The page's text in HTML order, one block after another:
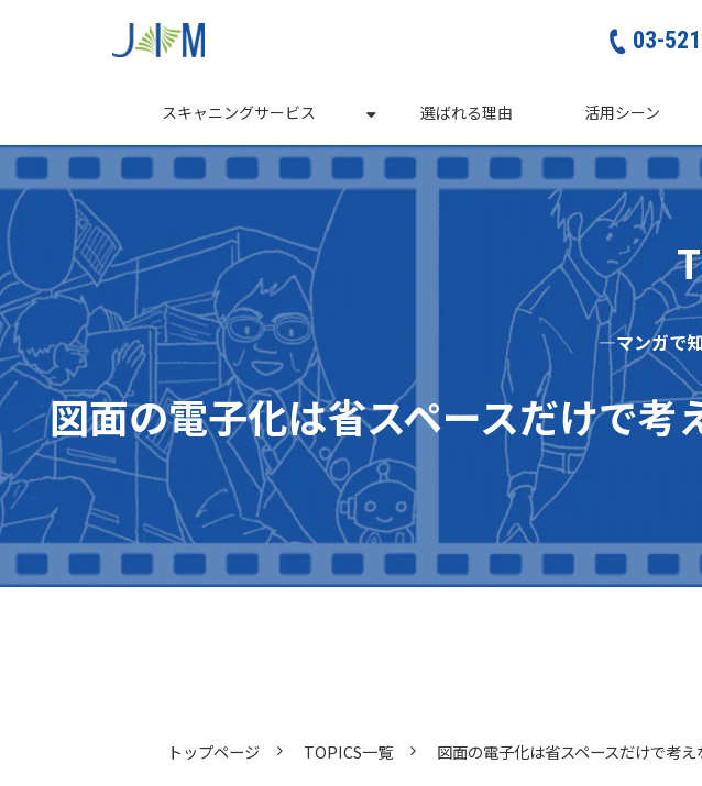
03-
スキャニングサービス 選ばれる理由 活用シーン
―マンガで
図面の電子化は省スペースだけで
トップページ TOPICS一覧 図面の電子化は省スペースだけで考